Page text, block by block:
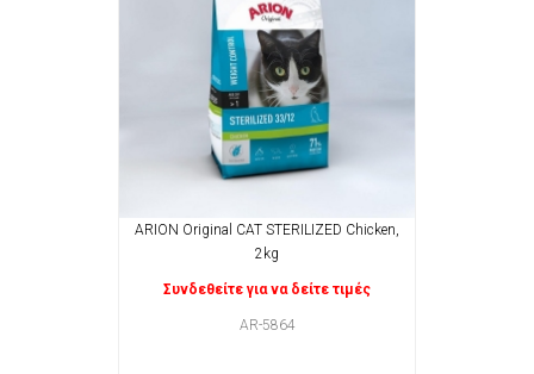
ARION Original CAT STERILIZED Chicken,
2kg
Συνδεθείτε για να δείτε τιμές
AR-5864